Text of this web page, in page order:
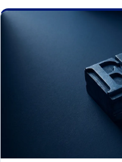
La buena noticia: todos se
presupuesto.